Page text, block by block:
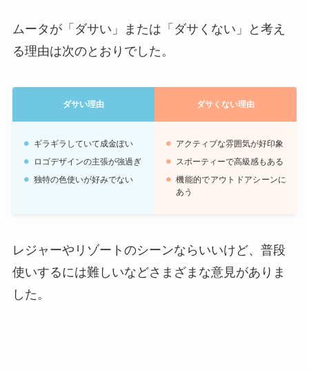
ムータが「ダサい」または「ダサくない」と考え
る理由は次のとおりでした。
ダサい理由 ダサくない理由
ギラギラしていて成金ぽい
ロゴデザインの主張が強過ぎ
独特の色使いが好みでない
アクティブな雰囲気が好印象
スポーティーで高級感もある
機能的でアウトドアシーンに
あう
レジャーやリゾートのシーンならいいけど、普段
使いするには難しいなどさまざまな意見がありま
した。